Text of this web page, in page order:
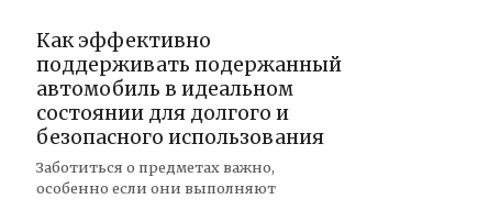
Как эффективно
поддерживать подержанный
автомобиль в идеальном
состоянии для долгого и
безопасного использования
Заботиться о предметах важно,
особенно если они выполняют